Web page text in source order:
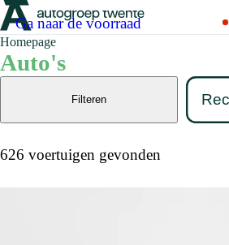
Homepage
Auto's
Ga naar de voorraad
626 voertuigen gevonden
Filteren